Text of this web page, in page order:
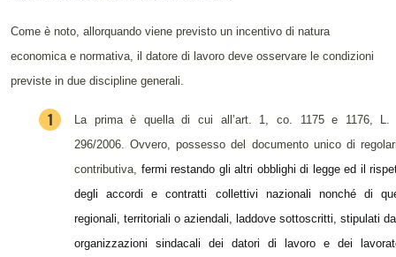
Come è noto, allorquando viene previsto un incentivo di natura
economica e normativa, il datore di lavoro deve osservare le condizioni
previste in due discipline generali.
La prima è quella di cui all’art. 1, co. 1175 e 1176, L.
296/2006. Ovvero, possesso del documento unico di
contributiva, fermi restando gli altri obblighi di legge ed il
degli accordi e contratti collettivi nazionali nonché di
regionali, territoriali o aziendali, laddove sottoscritti, stipulati
organizzazioni sindacali dei datori di lavoro e dei